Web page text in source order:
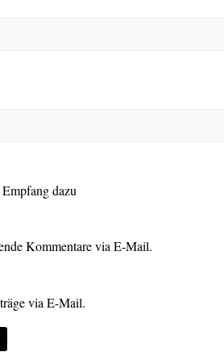
dazu
Kommentare via E-Mail.
via E-Mail.